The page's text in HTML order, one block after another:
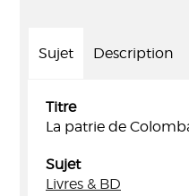
Sujet Description
Titre
La patrie de
Sujet
Livres & BD